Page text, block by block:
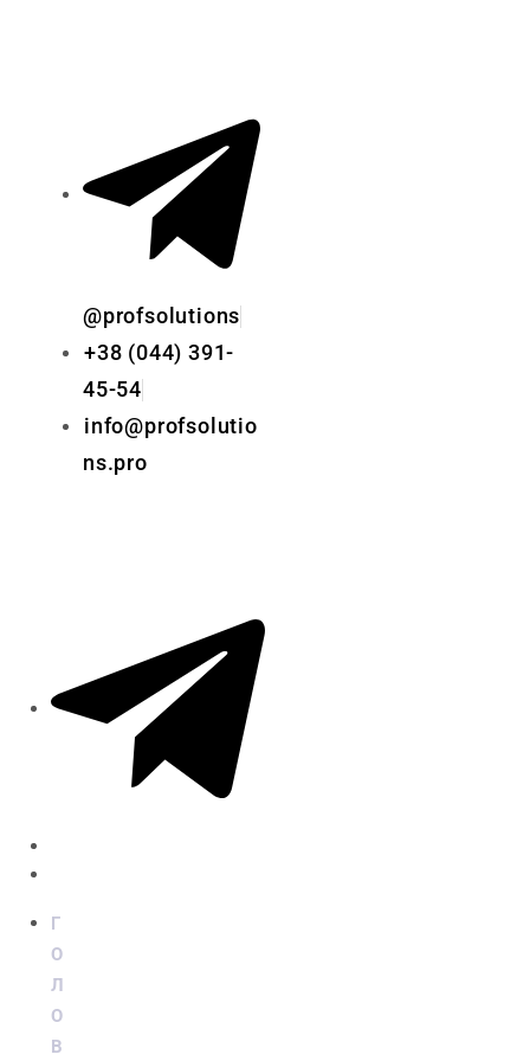
@profsolutions
+38 (044) 391-
45-54
info@profsolutio
ns.pro
Г
О
Л
О
В